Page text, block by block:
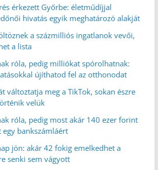
érkezett Győrbe: életműdíjjal
hivatás egyik meghatározó alakját
a százmilliós ingatlanok vevői,
a lista
róla, pedig milliókat spórolhatnak:
újíthatod fel az otthonodat
változtatja meg a TikTok, sokan észre
velük
róla, pedig most akár 140 ezer forint
bankszámláért
jön: akár 42 fokig emelkedhet a
senki sem vágyott